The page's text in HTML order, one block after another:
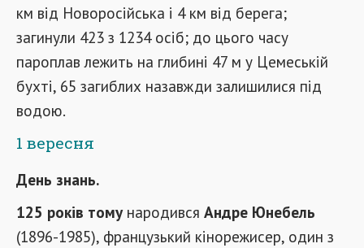
км від Новоросійська і 4 км від берега;
загинули 423 з 1234 осіб; до цього часу
пароплав лежить на глибині 47 м у Цемеській
бухті, 65 загиблих назавжди залишилися під
водою.
1 вересня
День знань.
125 років томународився Андре Юнебель
(1896-1985), французький кінорежисер, один з